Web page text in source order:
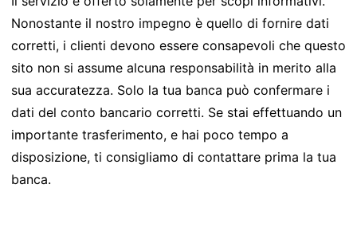
Nonostante il nostro impegno è quello di fornire dati
corretti, i clienti devono essere consapevoli che questo
sito non si assume alcuna responsabilità in merito alla
sua accuratezza. Solo la tua banca può confermare i
dati del conto bancario corretti. Se stai effettuando un
importante trasferimento, e hai poco tempo a
disposizione, ti consigliamo di contattare prima la tua
banca.